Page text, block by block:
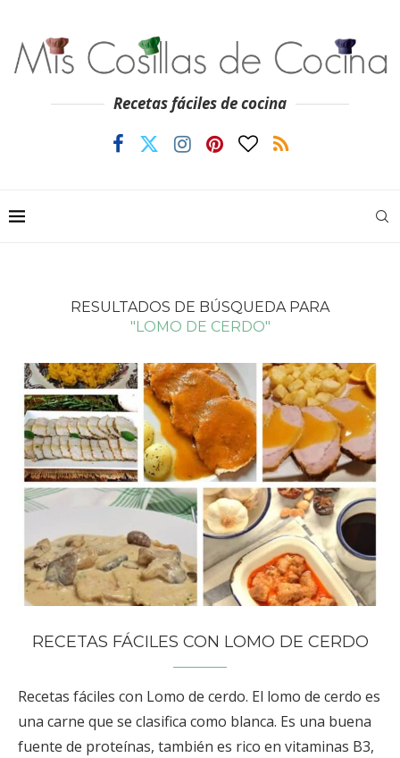
Recetas fáciles de cocina
RESULTADOS DE BÚSQUEDA PARA
"LOMO DE CERDO"
RECETAS FÁCILES CON LOMO DE CERDO
Recetas fáciles con Lomo de cerdo. El lomo de cerdo es
una carne que se clasifica como blanca. Es una buena
fuente de proteínas, también es rico en vitaminas B3,